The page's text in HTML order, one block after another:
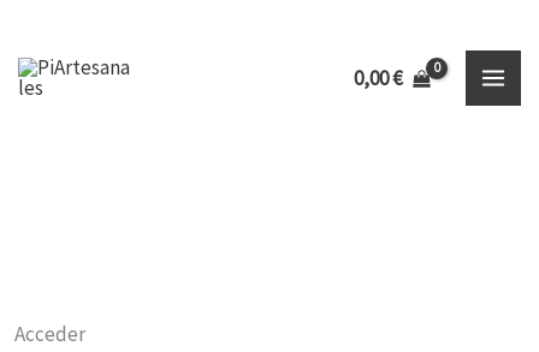
0,00€
Inicio Cuenta
Acceder